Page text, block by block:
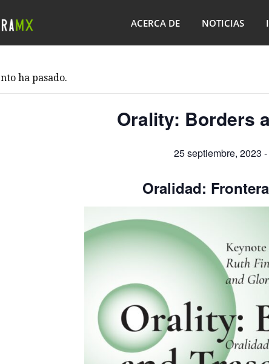
ACERCA DE NOTICIAS
ha pasado.
Orality: Borders
25 septiembre, 2023 -
Oralidad: